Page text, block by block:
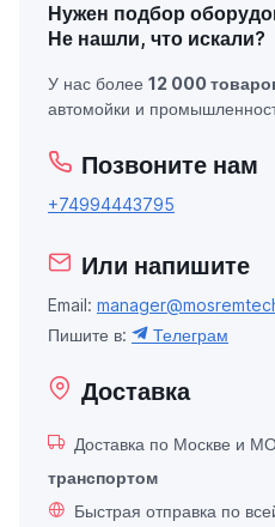
Нужен подбор
Не нашли, что искали?
У нас более 12 000
автомойки и
Позвоните нам
+74994443795
Или напишите
Email:
Пишите в:
Телеграм
Доставка
Доставка по Москве и
транспортом
Быстрая отправка по